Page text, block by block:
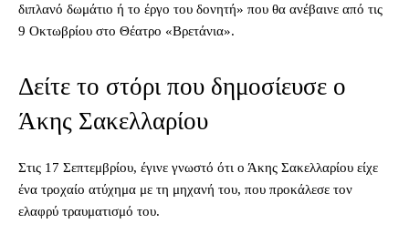
διπλανό δωμάτιο ή το έργο του δονητή» που θα ανέβαινε από τις
9 Οκτωβρίου στο Θέατρο «Βρετάνια».
Δείτε το στόρι που δημοσίευσε ο
Άκης Σακελλαρίου
Στις 17 Σεπτεμβρίου, έγινε γνωστό ότι ο Άκης Σακελλαρίου είχε
ένα τροχαίο ατύχημα με τη μηχανή του, που προκάλεσε τον
ελαφρύ τραυματισμό του.